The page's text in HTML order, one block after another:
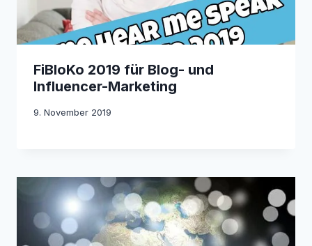
FiBloKo 2019 für Blog- und
Influencer-Marketing
9. November 2019